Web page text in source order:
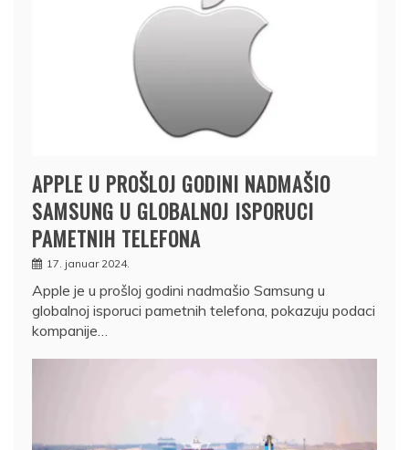
APPLE U PROŠLOJ GODINI NADMAŠIO
SAMSUNG U GLOBALNOJ ISPORUCI
PAMETNIH TELEFONA
17. januar 2024.
Apple je u prošloj godini nadmašio Samsung u
globalnoj isporuci pametnih telefona, pokazuju podaci
kompanije…